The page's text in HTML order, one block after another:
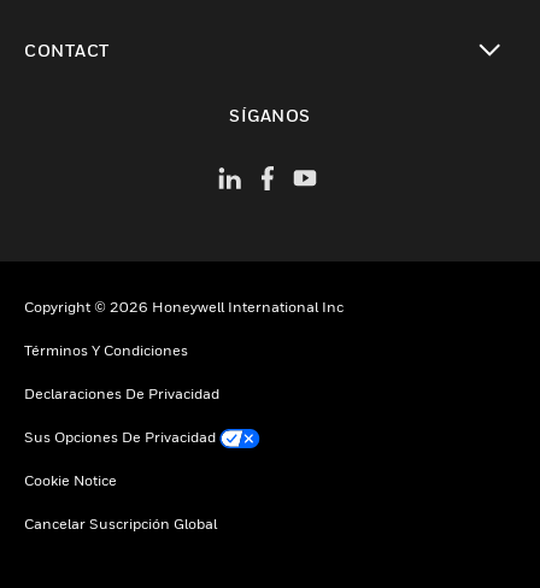
CONTACT
SÍGANOS
Copyright © 2026 Honeywell International Inc
Términos Y Condiciones
Declaraciones De Privacidad
Sus Opciones De Privacidad
Cookie Notice
Cancelar Suscripción Global